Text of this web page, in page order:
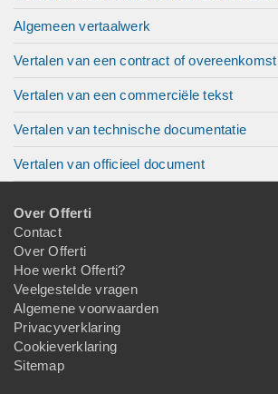
Algemeen vertaalwerk
Vertalen van een contract of overeenkomst
Vertalen van een commerciële tekst
Vertalen van technische documentatie
Vertalen van officieel document
Over Offerti
Contact
Over Offerti
Hoe werkt Offerti?
Veelgestelde vragen
Algemene voorwaarden
Privacyverklaring
Cookieverklaring
Sitemap